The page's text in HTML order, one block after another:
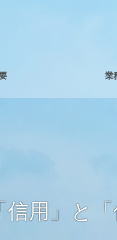
業
信用」と「